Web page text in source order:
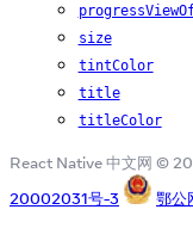
size
tintColor
title
titleColor
React Native 中文网 ©
20002031号-3
鄂公